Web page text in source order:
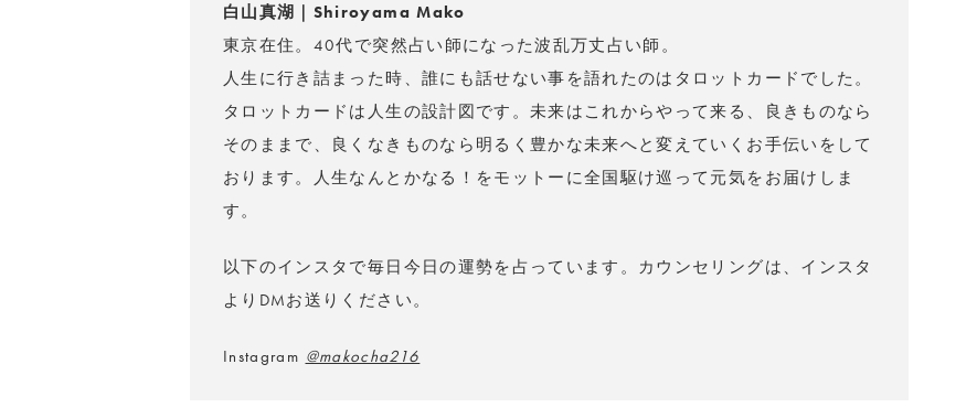
白山真湖｜Shiroyama Mako
東京在住。40代で突然占い師になった波乱万丈占い師。
人生に行き詰まった時、誰にも話せない事を語れたのはタロットカードでした。
タロットカードは人生の設計図です。未来はこれからやって来る、良きものなら
そのままで、良くなきものなら明るく豊かな未来へと変えていくお手伝いをして
おります。人生なんとかなる！をモットーに全国駆け巡って元気をお届けしま
す。
以下のインスタで毎日今日の運勢を占っています。カウンセリングは、インスタ
よりDMお送りください。
Instagram @makocha216